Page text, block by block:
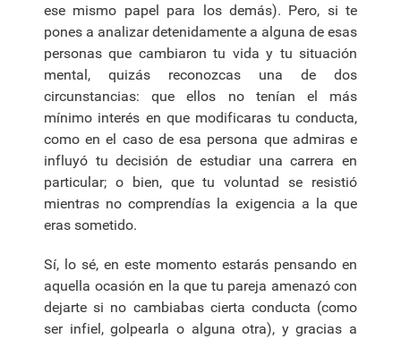
ese mismo papel para los demás). Pero, si te
pones a analizar detenidamente a alguna de esas
personas que cambiaron tu vida y tu situación
mental, quizás reconozcas una de dos
circunstancias: que ellos no tenían el más
mínimo interés en que modificaras tu conducta,
como en el caso de esa persona que admiras e
influyó tu decisión de estudiar una carrera en
particular; o bien, que tu voluntad se resistió
mientras no comprendías la exigencia a la que
eras sometido.
Sí, lo sé, en este momento estarás pensando en
aquella ocasión en la que tu pareja amenazó con
dejarte si no cambiabas cierta conducta (como
ser infiel, golpearla o alguna otra), y gracias a